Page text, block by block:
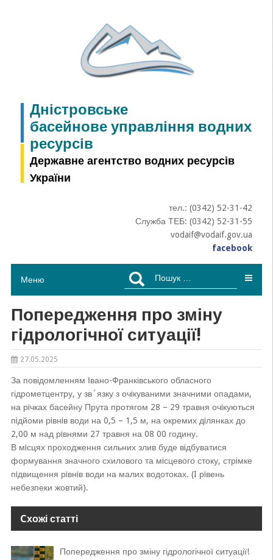
Дністровське
басейнове управління водних
ресурсів
Державне агентство водних ресурсів
України
тел.: (0342) 52-31-42
Служба ТЕБ: (0342) 52-31-55
vodaif@vodaif.gov.ua
facebook
Меню
Пошук:
Попередження про зміну
гідрологічної ситуації!
27.05.2025
За повідомленням Івано-Франківського обласного
гідрометцентру, у зв´язку з очiкуваними значними опадами,
на рiчках басейну Прута протягом 28 – 29 травня очiкуються
пiдйоми рiвнiв води на 0,5 – 1,5 м, на окремих дiлянках до
2,00 м над рiвнями 27 травня на 08 00 годину.
В мiсцях проходження сильних злив буде вiдбуватися
формування значного схилового та мiсцевого стоку, стрiмке
пiдвищення рiвнiв води на малих водотоках. (I рiвень
небезпеки жовтий).
Cхожі статті
Попередження про зміну гідрологічної ситуації!